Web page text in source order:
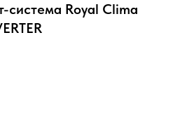
система Royal Clima